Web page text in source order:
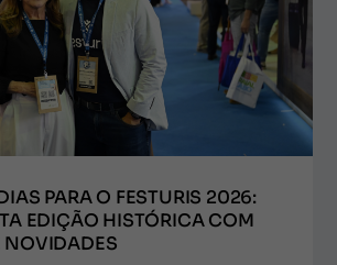
PARA O FESTURIS 2026:
EDIÇÃO HISTÓRICA COM
NOVIDADES